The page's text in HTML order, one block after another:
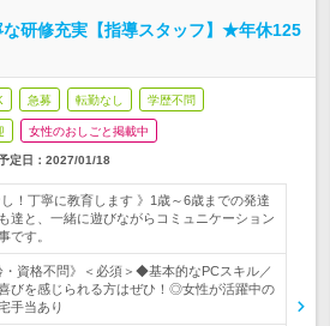
研修充実【指導スタッフ】★年休125
急募 転勤なし 学歴不問
女性のおしごと掲載中
定日： 2027/01/18
し！丁寧に教育します 》1歳～6歳までの発達
達と、一緒に遊びながらコミュニケーション
です。
・資格不問》＜必須＞◆基本的なPCスキル／
びを感じられる方はぜひ！◎女性が活躍中の
手当あり